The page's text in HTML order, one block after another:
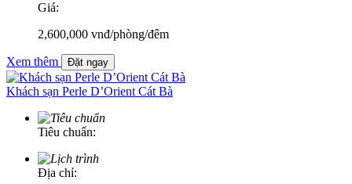
Giá:
2,600,000 vnđ/phòng/đêm
Xem thêm Đặt ngay
Khách sạn Perle D’Orient Cát Bà
Tiêu chuẩn:
Địa chỉ: